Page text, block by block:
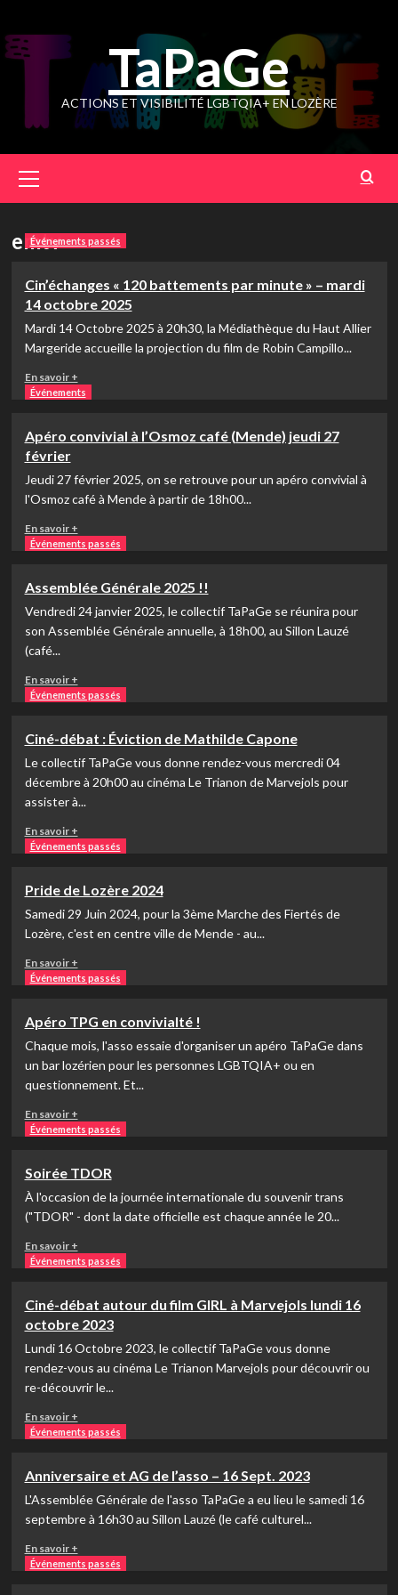
to
content
TaPaGe
ACTIONS ET VISIBILITÉ LGBTQIA+ EN LOZÈRE
Menu
emtv
Événements passés
Cin’échanges « 120 battements par minute » – mardi
14 octobre 2025
Mardi 14 Octobre 2025 à 20h30, la Médiathèque du Haut Allier
Margeride accueille la projection du film de Robin Campillo...
En savoir +En
savoir
Cin’échanges
120
battements
minute
»
14
octobre
2025
Événements
Apéro convivial à l’Osmoz café (Mende) jeudi 27
février
Jeudi 27 février 2025, on se retrouve pour un apéro convivial à
l'Osmoz café à Mende à partir de 18h00...
En savoir +En
savoir
Apéro
convivial
à
(Mende)
jeudi
Événements passés
Assemblée Générale 2025 !!
Vendredi 24 janvier 2025, le collectif TaPaGe se réunira pour
son Assemblée Générale annuelle, à 18h00, au Sillon Lauzé
(café...
En savoir +En
savoir
Assemblée
Générale
2025
Événements passés
Ciné-débat : Éviction de Mathilde Capone
Le collectif TaPaGe vous donne rendez-vous mercredi 04
décembre à 20h00 au cinéma Le Trianon de Marvejols pour
assister à...
En savoir +En
savoir
Ciné-
débat
:
de
Mathilde
Événements passés
Pride de Lozère 2024
Samedi 29 Juin 2024, pour la 3ème Marche des Fiertés de
Lozère, c'est en centre ville de Mende - au...
En savoir +En
savoir
Pride
de
Lozère
Événements passés
Apéro TPG en convivialté !
Chaque mois, l'asso essaie d'organiser un apéro TaPaGe dans
un bar lozérien pour les personnes LGBTQIA+ ou en
questionnement. Et...
En savoir +En
savoir
Apéro
TPG
en
!
Événements passés
Soirée TDOR
À l'occasion de la journée internationale du souvenir trans
("TDOR" - dont la date officielle est chaque année le 20...
En savoir +En
savoir
Soirée
TDOR
Événements passés
Ciné-débat autour du film GIRL à Marvejols lundi 16
octobre 2023
Lundi 16 Octobre 2023, le collectif TaPaGe vous donne
rendez-vous au cinéma Le Trianon Marvejols pour découvrir ou
re-découvrir le...
En savoir +En
savoir
Ciné-
débat
autour
film
GIRL
Événements passés
Anniversaire et AG de l’asso – 16 Sept. 2023
L'Assemblée Générale de l'asso TaPaGe a eu lieu le samedi 16
septembre à 16h30 au Sillon Lauzé (le café culturel...
En savoir +En
savoir
Événements passés